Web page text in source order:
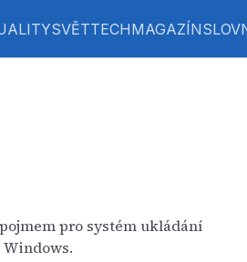
SVĚTTECHMAGAZÍN
pro systém ukládání